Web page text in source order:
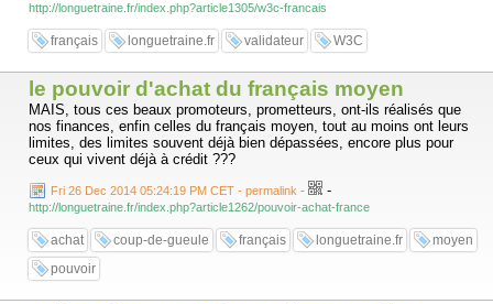
http://longuetraine.fr/index.php?article1305/w3c-francais
français longuetraine.fr validateur W3C
le pouvoir d'achat du français moyen
MAIS, tous ces beaux promoteurs, prometteurs, ont-ils réalisés que
nos finances, enfin celles du français moyen, tout au moins ont leurs
limites, des limites souvent déjà bien dépassées, encore plus pour
ceux qui vivent déjà à crédit ???
Fri 26 Dec 2014 05:24:19 PM CET - permalink - -
http://longuetraine.fr/index.php?article1262/pouvoir-achat-france
achat coup-de-gueule français longuetraine.fr
moyen
pouvoir